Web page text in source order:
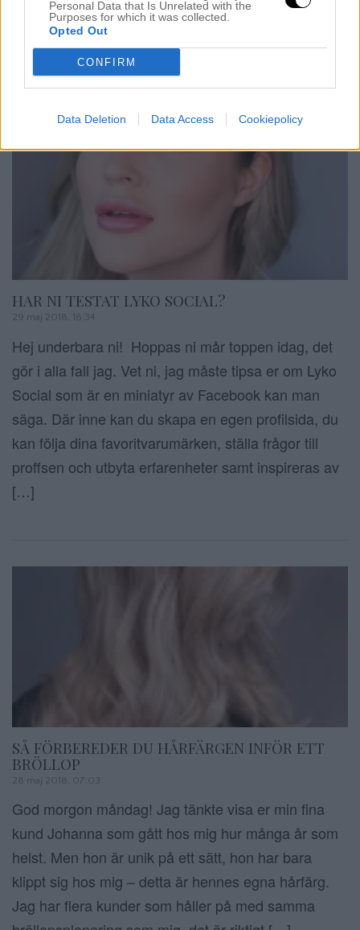
Personal Data that Is Unrelated with the
Purposes for which it was collected.
Opted Out
CONFIRM
Data Deletion Data Access Cookiepolicy
dom har även pappersförpackningar på större delen
av hårvården och att ha dessa produkter i […]
HAR NI TESTAT LYKO SOCIAL?
29 maj 2018, 18:34
Hej underbara ni! Hoppas ni mår toppen idag, det
gör i alla fall jag. Vet ni, jag måste tipsa er om Lyko
Social som är en miniatyr av Facebook kan man
säga. Där inne kan du skapa en egen profilsida, du
kan följa dina favoritvarumärken, ställa frågor till
proffsen och utbyta erfarenheter samt inspireras av
[…]
SÅ FÖRBEREDER DU HÅRFÄRGEN INFÖR ETT
BRÖLLOP
28 maj 2018, 07:03
God morgon måndag! Jag tänkte visa er min fina
kund Johanna som gått hos mig hur många år som
helst. Men hon är unik på ett sätt, hon har bara
klippt sig hos mig – detta är hennes egna hårfärg.
Jag har flera kunder som håller på med samma